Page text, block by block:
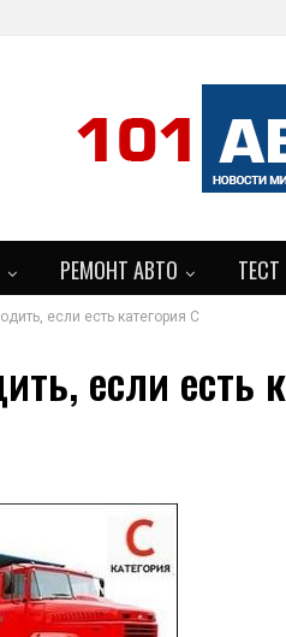
РЕМОНТ АВТО
БОЛЬШЕ
если есть категория С
если есть